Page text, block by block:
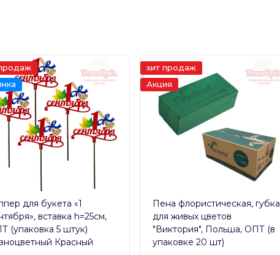
для букета «1
вставка h=25см,
(упаковка 5 штук)
Красный
хит продаж
Акция
Пена флористическая, губка
для живых цветов
"Виктория", Польша, ОПТ (в
упаковке 20 шт)